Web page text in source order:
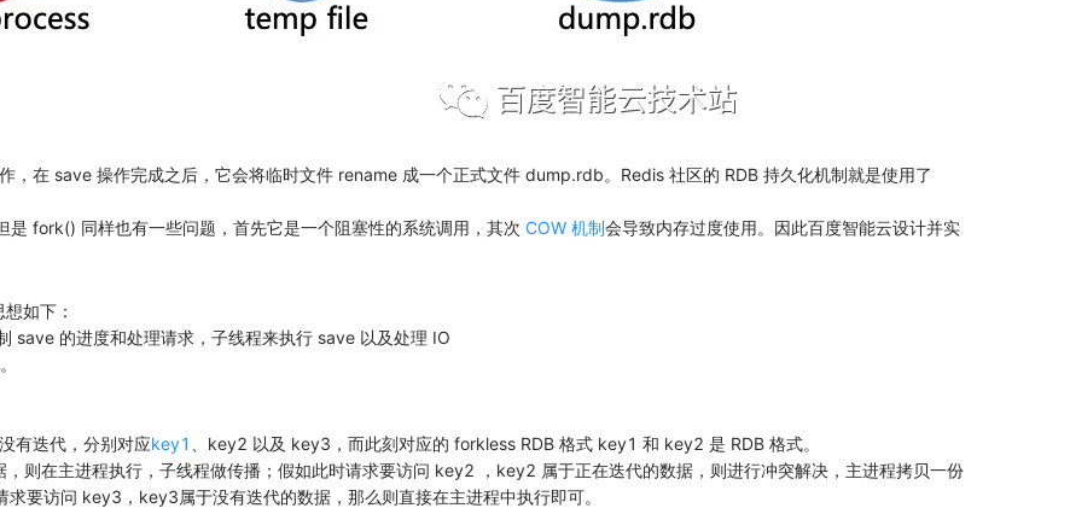
，在 save 操作完成之后，它会将临时文件 rename 成一个正式文件 dump.rdb。Redis 社区的 RDB 持久化机制就是使用了
fork() 同样也有一些问题，首先它是一个阻塞性的系统调用，其次 COW 机制会导致内存过度使用。因此百度智能云设计并实
如下：
save 的进度和处理请求，子线程来执行 save 以及处理 IO
有迭代，分别对应key1
、key2 以及 key3，而此刻对应的 forkless RDB 格式 key1 和 key2 是 RDB 格式。
则在主进程执行，子线程做传播；假如此时请求要访问 key2 ，key2 属于正在迭代的数据，则进行冲突解决，主进程拷贝一份
要访问 key3，key3属于没有迭代的数据，那么则直接在主进程中执行即可。